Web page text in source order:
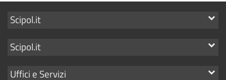
Mostra
link
Scipol.it
Mostra
link
Scipol.it
Mostra
Uffici e Servizi